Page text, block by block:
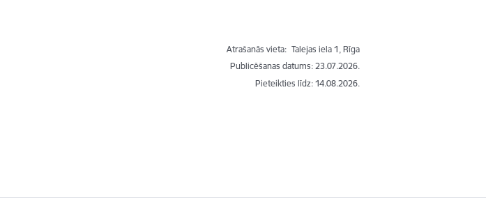
Atrašanās vieta: Talejas iela 1, Rīga
Publicēšanas datums: 23.07.2026.
Pieteikties līdz:14.08.2026.